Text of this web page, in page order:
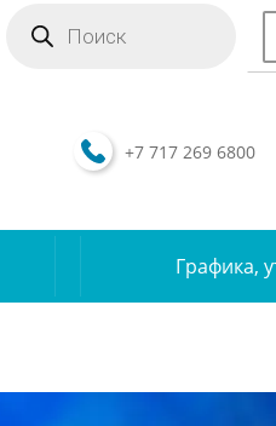
товаров
+7 717 269 6800
Графика,